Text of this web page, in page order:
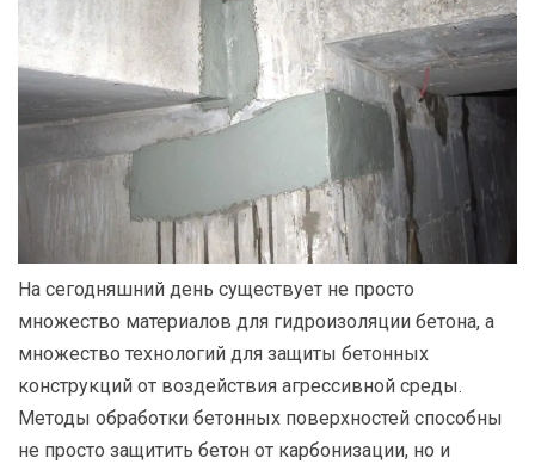
На сегодняшний день существует не просто
множество материалов для гидроизоляции бетона, а
множество технологий для защиты бетонных
конструкций от воздействия агрессивной среды.
Методы обработки бетонных поверхностей способны
не просто защитить бетон от карбонизации, но и